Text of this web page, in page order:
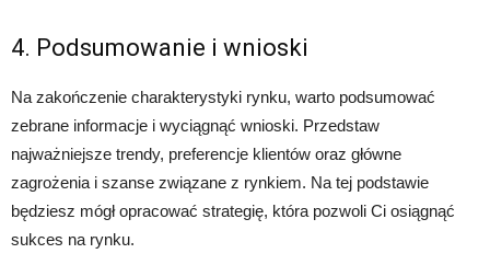
4. Podsumowanie i wnioski
Na zakończenie charakterystyki rynku, warto podsumować
zebrane informacje i wyciągnąć wnioski. Przedstaw
najważniejsze trendy, preferencje klientów oraz główne
zagrożenia i szanse związane z rynkiem. Na tej podstawie
będziesz mógł opracować strategię, która pozwoli Ci osiągnąć
sukces na rynku.